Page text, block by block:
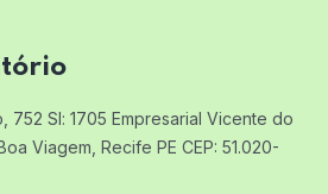
752 Sl: 1705 Empresarial Vicente do
Viagem, Recife PE CEP: 51.020-